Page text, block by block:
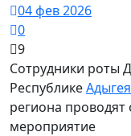
04 фев 2026
0
9
Сотрудники роты
РеспубликеАдыгея
региона
мероприятие